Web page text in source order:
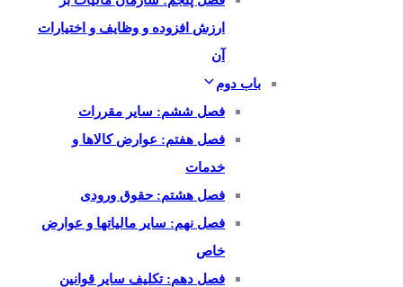
ارزش افزوده و وظایف و اختیارات
آن
باب دوم
فصل ششم: سایر مقررات
فصل هفتم: عوارض کالاها و
خدمات
فصل هشتم: حقوق ورودی
فصل نهم: سایر مالیاتها و عوارض
خاص
فصل دهم: تکلیف سایر قوانین